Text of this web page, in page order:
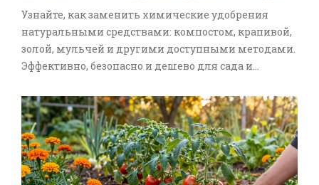
Узнайте, как заменить химические удобрения
натуральными средствами: компостом, крапивой,
золой, мульчей и другими доступными методами.
Эффективно, безопасно и дешево для сада и